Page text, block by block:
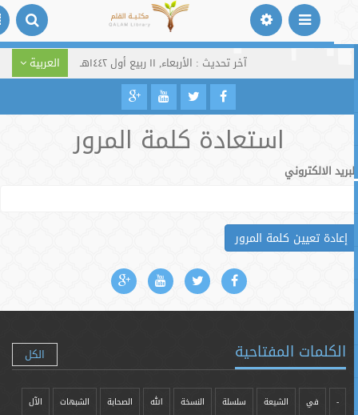
آخر تحديث : الأربعاء, ١١ ربيع أول ١٤٤٢هـ العربية
استعادة كلمة المرور
الالكتروني
تعيين كلمة المرور
الكلمات المفتاحية الكل
الشيعة سلسلة النسخة الصحابة الشبهات الآل